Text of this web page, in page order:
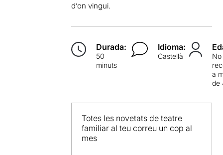
d’on vingui.
Durada:
50
minuts
Idioma:
Castellà
No
a
de
Totes les novetats de teatre
familiar al teu correu un cop al
mes